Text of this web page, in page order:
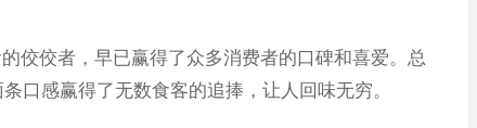
佼者，早已赢得了众多消费者的口碑和喜爱。总
口感赢得了无数食客的追捧，让人回味无穷。